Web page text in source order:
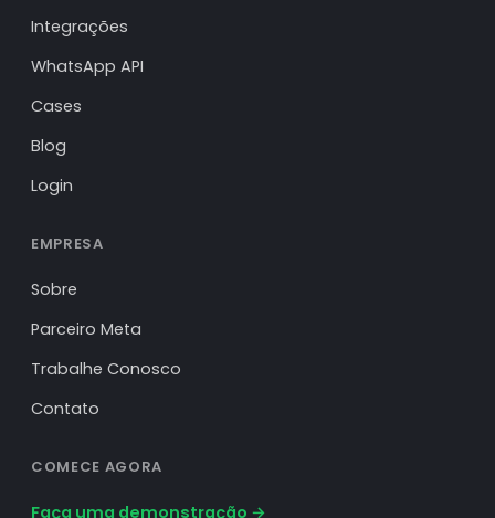
Integrações
WhatsApp API
Cases
Blog
Login
EMPRESA
Sobre
Parceiro Meta
Trabalhe Conosco
Contato
COMECE AGORA
Faça uma demonstração →